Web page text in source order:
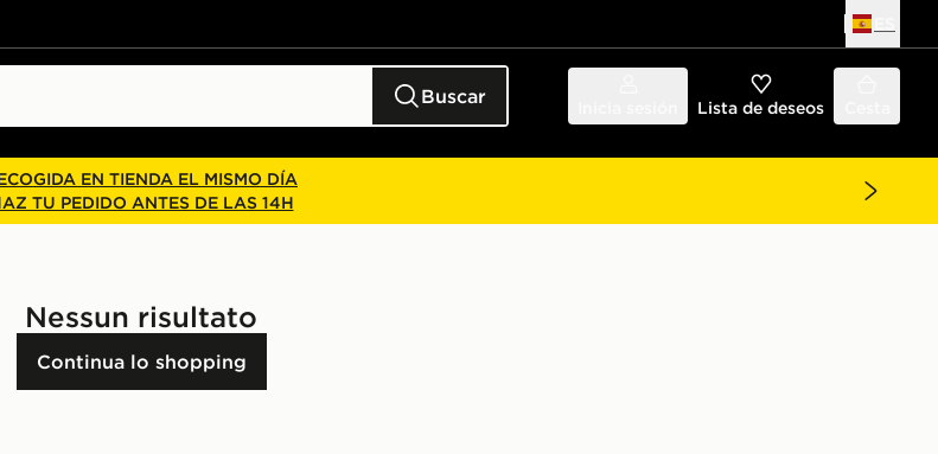
Buscar Lista de deseos
EN TIENDA EL MISMO DÍA
TU PEDIDO ANTES DE LAS 14H
Nessun risultato
Continua lo shopping